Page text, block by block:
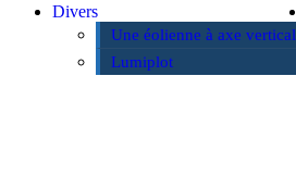
Divers
Une éolienne à axe vertical
Lumiplot